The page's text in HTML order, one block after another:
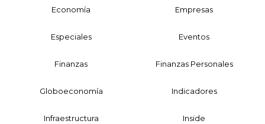
Economía Empresas
Especiales Eventos
Finanzas Finanzas Personales
Globoeconomía Indicadores
Infraestructura Inside